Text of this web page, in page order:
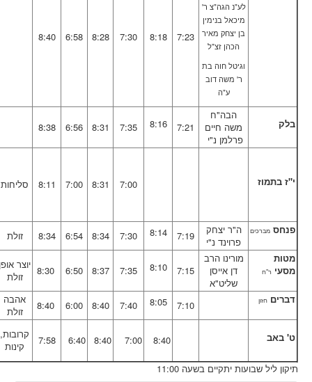
לע"נ הגה"צ ר'
מיכאל בנימין
בן יצחק מאיר
הכהן זצ"ל
וגיטל חוה בת
ר' משה דוב
ע"ה
7:23
8:18
7:30
8:28
6:58
8:40
בלק
הבה"ח
משה חיים
פרלמן נ"י
7:21
8:16
7:35
8:31
6:56
8:38
י"ז בתמוז 7:00
8:31
7:00
8:11 סליחות
פנחס מברכים
ה"ר יצחק
פרוינד נ"י
7:19
8:14
7:30
8:34
6:54
8:34
זולת
מטות
מסעי ר"ח
מורינו הרב
דן אייסן
שליט"א
7:15
8:10
7:35
8:37
6:50
8:30
יוצר
זולת
דברים חזון 7:10
8:05
7:40
8:40
6:00
8:40
אהבה
זולת
ט' באב
8:40
7:00
8:40
6:40
7:58
קרובות,
קינות
תיקון ליל שבועות יתקיים בשעה 11:00